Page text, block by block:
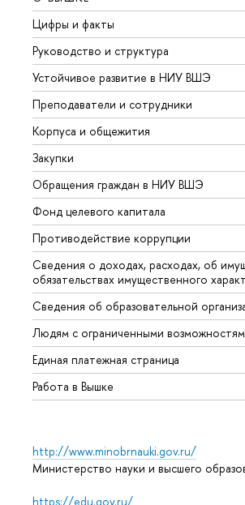
Цифры и факты
Руководство и структура
Устойчивое развитие в НИУ ВШЭ
Преподаватели и сотрудники
Корпуса и общежития
Закупки
Обращения граждан в НИУ ВШЭ
Фонд целевого капитала
Противодействие коррупции
Сведения о доходах, расходах, об
обязательствах имущественного
Сведения об образовательной
Людям с ограниченными
Единая платежная страница
Работа в Вышке
http://www.minobrnauki.gov.ru/
Министерство науки и высшего
https://edu.gov.ru/